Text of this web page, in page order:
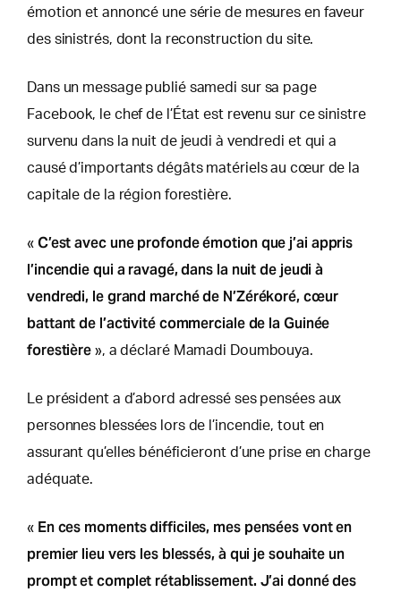
émotion et annoncé une série de mesures en faveur
des sinistrés, dont la reconstruction du site.
Dans un message publié samedi sur sa page
Facebook, le chef de l’État est revenu sur ce sinistre
survenu dans la nuit de jeudi à vendredi et qui a
causé d’importants dégâts matériels au cœur de la
capitale de la région forestière.
« C’est avec une profonde émotion que j’ai appris
l’incendie qui a ravagé, dans la nuit de jeudi à
vendredi, le grand marché de N’Zérékoré, cœur
battant de l’activité commerciale de la Guinée
forestière », a déclaré Mamadi Doumbouya.
Le président a d’abord adressé ses pensées aux
personnes blessées lors de l’incendie, tout en
assurant qu’elles bénéficieront d’une prise en charge
adéquate.
« En ces moments difficiles, mes pensées vont en
premier lieu vers les blessés, à qui je souhaite un
prompt et complet rétablissement. J’ai donné des